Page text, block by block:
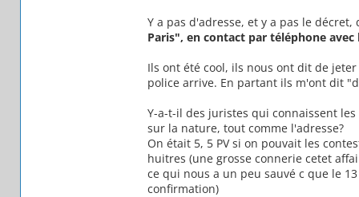
Y a pas d'adresse, et y a pas le
Paris", en contact par téléphone avec
Ils ont été cool, ils nous ont dit de
police arrive. En partant ils m'ont dit
Y-a-t-il des juristes qui connaissent
sur la nature, tout comme l'adresse?
On était 5, 5 PV si on pouvait les
huitres (une grosse connerie cetet
ce qui nous a un peu sauvé c que le
confirmation)